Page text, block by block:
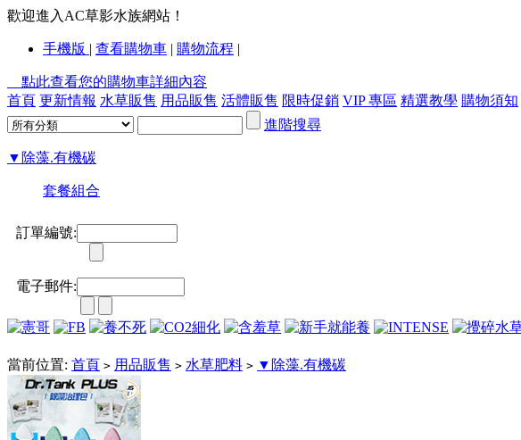
歡迎進入AC草影水族網站！
手機版 | 查看購物車 | 購物流程 |
點此查看您的購物車詳細內容
首頁 更新情報 水草販售 用品販售 活體販售 限時促銷 VIP 專區 精選教學 購物須知
進階搜尋
▼除藻.有機碳
套餐組合
訂單編號:
電子郵件:
當前位置: 首頁 > 用品販售 > 水草肥料 > ▼除藻.有機碳